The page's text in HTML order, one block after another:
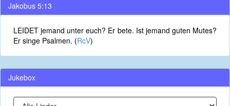
Jakobus 5:13
LEIDET jemand unter euch? Er bete. Ist jemand guten Mutes?
Er singe Psalmen. (RcV)
Jukebox